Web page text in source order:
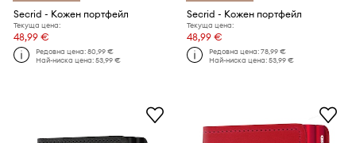
Secrid - Кожен портфейл
Текуща цена:
48,99 €
Редовна цена:80,99 €
Най-ниска цена:53,99 €
Secrid - Кожен портфейл
Текуща цена:
48,99 €
Редовна цена:78,99 €
Най-ниска цена:53,99 €